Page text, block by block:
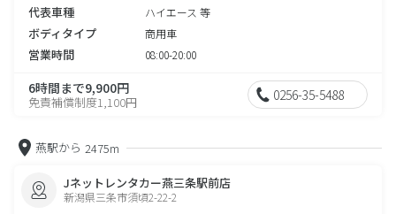
代表車種 ハイエース 等
ボディタイプ 商用車
営業時間 08:00-20:00
6時間まで9,900円
免責補償制度1,100円 0256-35-5488
燕駅から 2475m
Jネットレンタカー燕三条駅前店
新潟県三条市須頃2-22-2